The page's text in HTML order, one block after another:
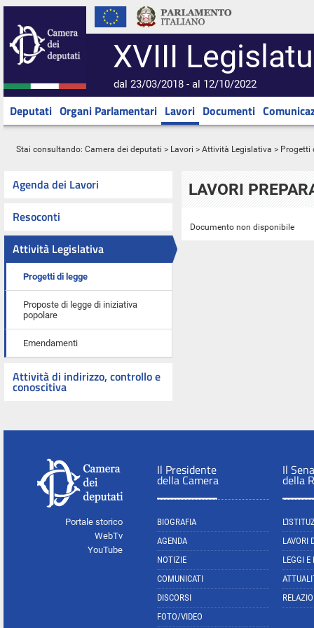
XVIII
dal 23/03/2018 - al 12/10/2022
Deputati Organi Parlamentari Lavori Documenti
Stai consultando: Camera dei deputati > Lavori > Attività Legislativa > Progetti
Agenda dei Lavori
Resoconti
Attività Legislativa
Progetti di legge
Proposte di legge di iniziativa
popolare
Emendamenti
Attività di indirizzo, controllo e
conoscitiva
LAVORI
Documento non disponibile
Portale storico
WebTv
YouTube
Il Presidente
della Camera
BIOGRAFIA
AGENDA
NOTIZIE
COMUNICATI
DISCORSI
FOTO/VIDEO
Il
della
LAVORI
LEGGI E